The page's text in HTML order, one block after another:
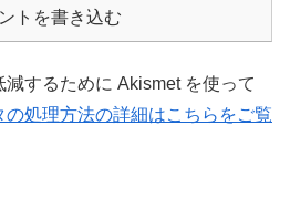
トを書き込む
するために Akismet を使って
の処理方法の詳細はこちらをご覧